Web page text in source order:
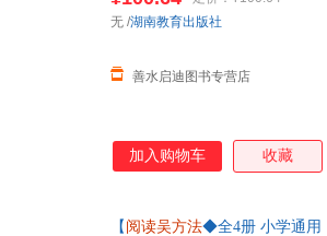
服】
善水启迪图书专营店
无 /湖南教育出版社
加入购物车 收藏
【 阅读吴方法◆全4册 小学通用